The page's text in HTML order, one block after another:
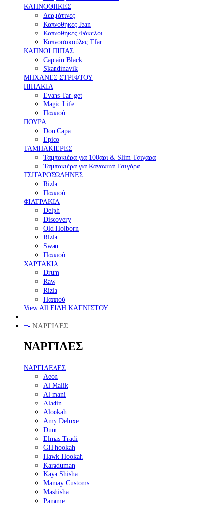
ΚΑΠΝΟΘΗΚΕΣ
Δερμάτινες
Καπνοθήκες Jean
Καπνοθήκες Φάκελοι
Καπνοσακούλες Tfar
ΚΑΠΝΟΙ ΠΙΠΑΣ
Captain Black
Skandinavik
ΜΗΧΑΝΕΣ ΣΤΡΙΦΤΟΥ
ΠΙΠΑΚΙΑ
Evans Tar-get
Magic Life
Παππού
ΠΟΥΡΑ
Don Capa
Epico
ΤΑΜΠΑΚΙΕΡΕΣ
Ταμπακιέρα για 100αρι & Slim Τσιγάρα
Ταμπακιέρα για Κανονικά Τσιγάρα
ΤΣΙΓΑΡΟΣΩΛΗΝΕΣ
Rizla
Παππού
ΦΙΛΤΡΑΚΙΑ
Delph
Discovery
Old Holborn
Rizla
Swan
Παππού
ΧΑΡΤΑΚΙΑ
Drum
Raw
Rizla
Παππού
View All ΕΙΔΗ ΚΑΠΝΙΣΤΟΥ
+- ΝΑΡΓΙΛΕΣ
ΝΑΡΓΙΛΕΣ
ΝΑΡΓΙΛΕΔΕΣ
Aeon
Al Malik
Al mani
Aladin
Alookah
Amy Deluxe
Dum
Elmas Tradi
GH hookah
Hawk Hookah
Karaduman
Kaya Shisha
Mamay Customs
Mashisha
Paname